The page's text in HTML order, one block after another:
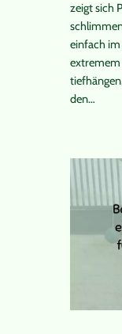
zeigt sich
einfach im
extremem
den…